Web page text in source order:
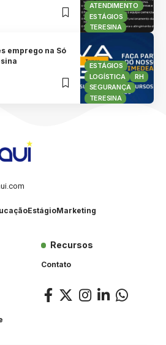
ATENDIMENTO
ESTÁGIOS
TERESINA
ESTÁGIOS
LOGÍSTICA
RH
SEGURANÇA
TERESINA
emprego na Só
EstágioMarketing
Recursos
Contato